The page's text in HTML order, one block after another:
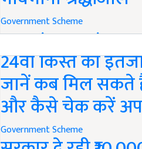
Government Scheme
PM Kisan Yojana
24वीं किस्त का
जानें कब मिल सकते
और कैसे चेक करें
Government Scheme